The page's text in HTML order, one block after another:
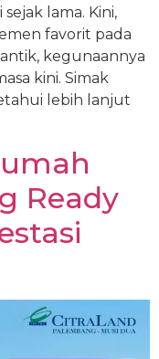
lama. Kini,
favorit pada
kegunaannya
kini. Simak
lebih lanjut
Ready